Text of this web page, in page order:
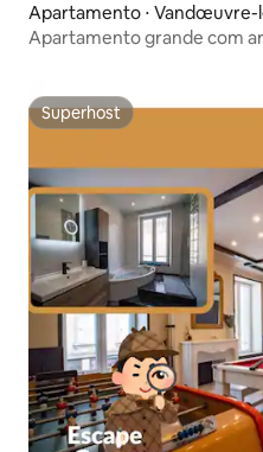
Apartamento ⋅ Vandœuvre-
Apartamento grande com ar
Superhost
Superhost